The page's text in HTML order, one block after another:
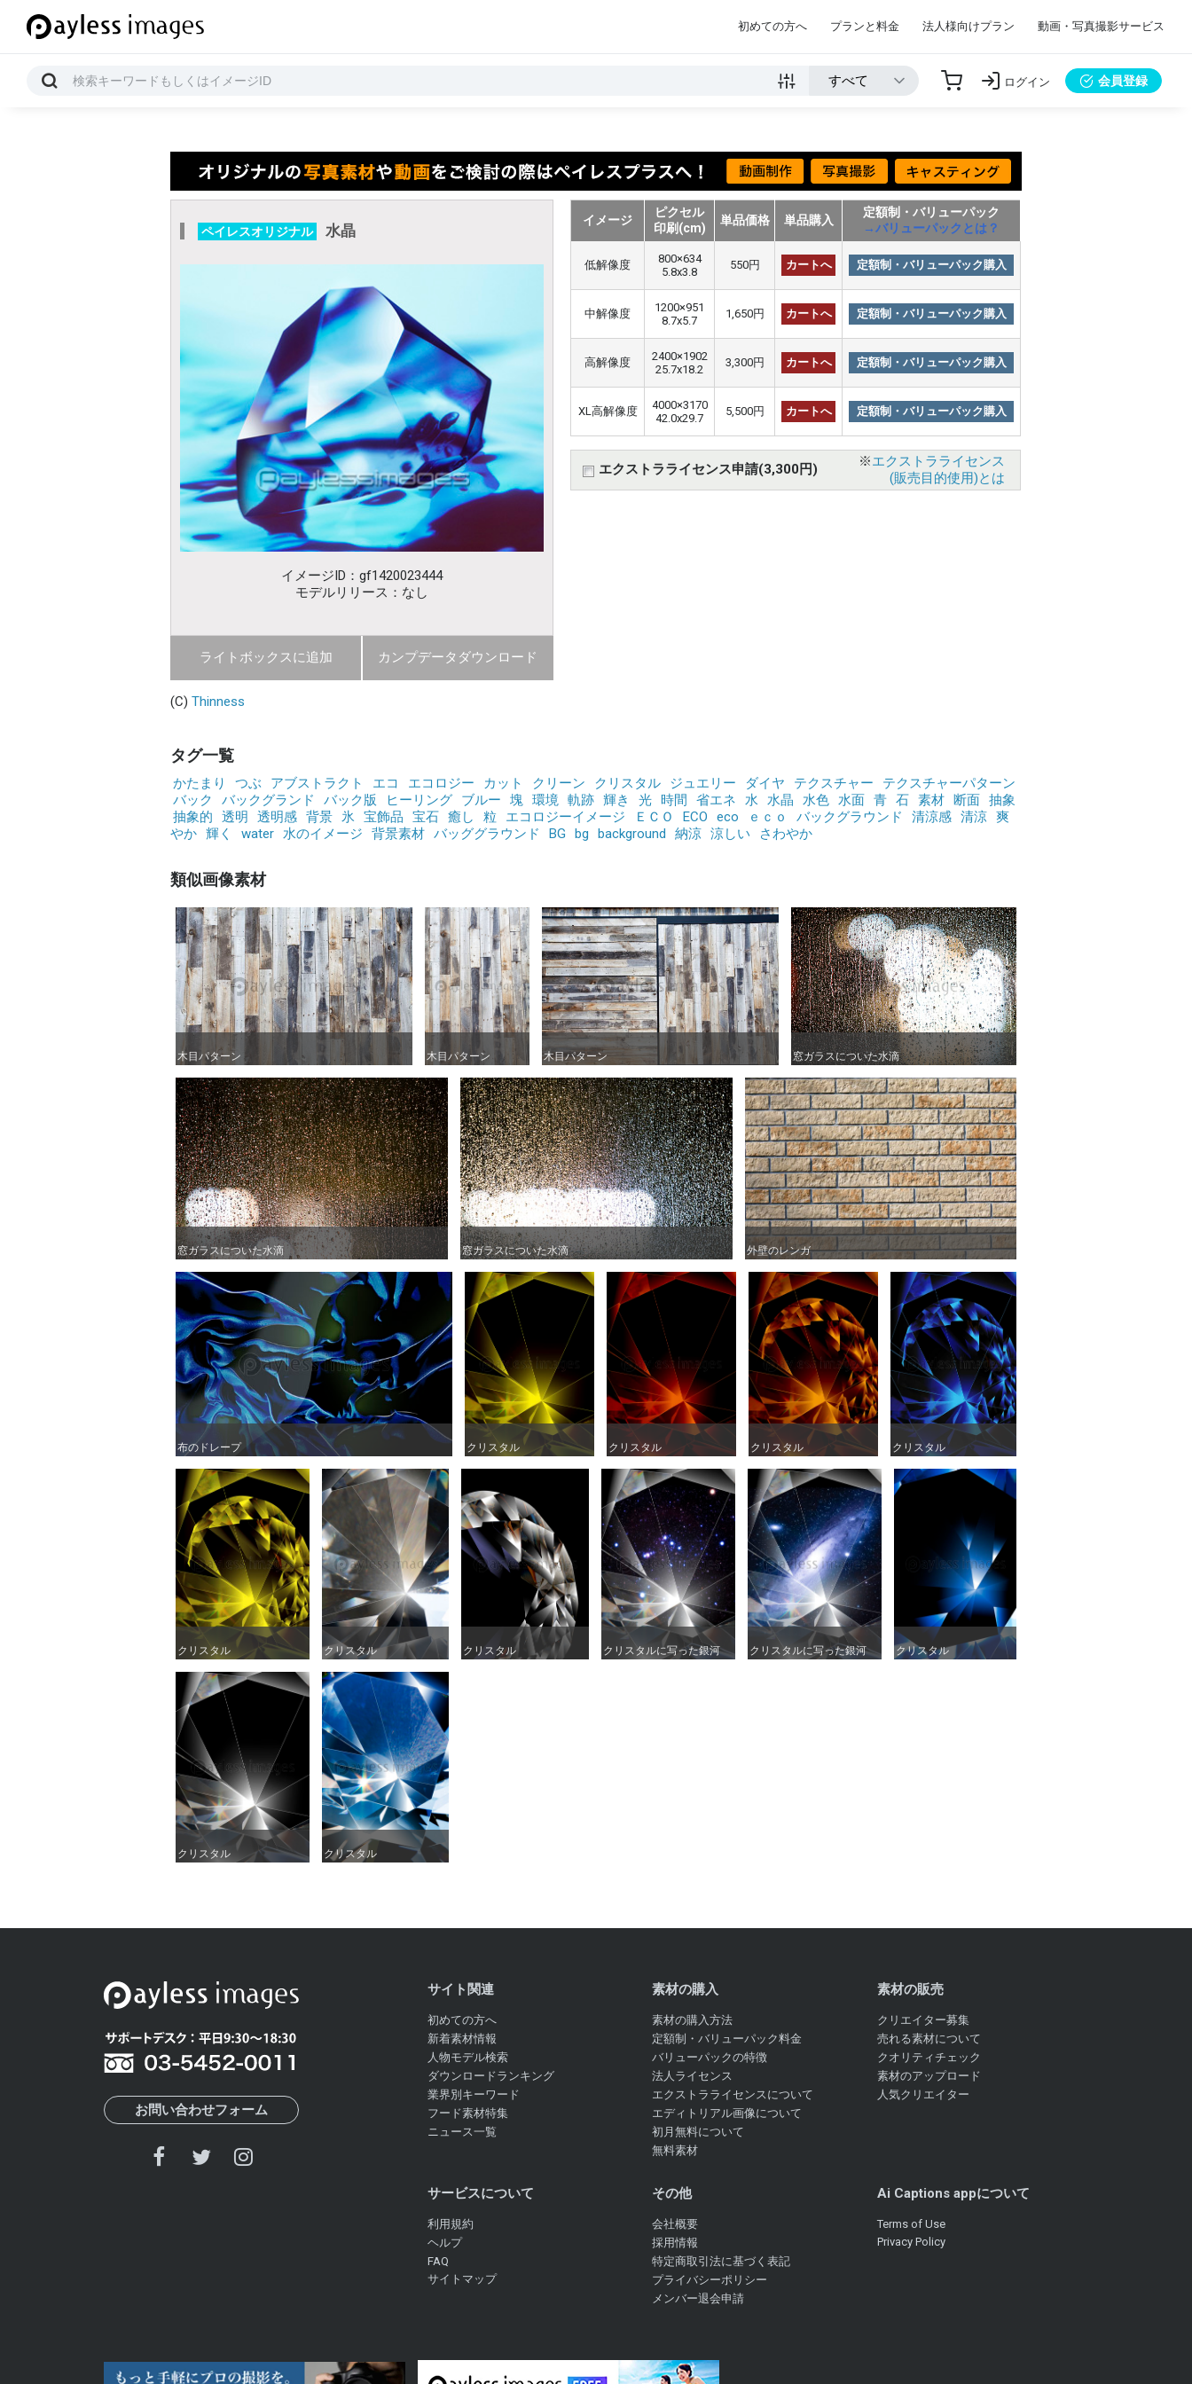
初めての方へ プランと料金 法人様向けプラン 動画・写真撮影サービス
ログイン 会員登録
ペイレスオリジナル 水晶
イメージID：gf1420023444
モデルリリース：なし
ライトボックスに追加 カンプデータダウンロード
イメージ
ピクセル
印刷(cm)
単品価格 単品購入
定額制・バリューパック
→バリューパックとは？
低解像度
800×634
5.8x3.8
550円 カートへ 定額制・バリューパック購入
中解像度
1200×951
8.7x5.7
1,650円 カートへ 定額制・バリューパック購入
高解像度
2400×1902
25.7x18.2
3,300円 カートへ 定額制・バリューパック購入
XL高解像度
4000×3170
42.0x29.7
5,500円 カートへ 定額制・バリューパック購入
エクストラライセンス申請(3,300円) ※エクストラライセンス
(販売目的使用)とは
(C) Thinness
タグ一覧
かたまり つぶ アブストラクト エコ エコロジー カット クリーン クリスタル ジュエリー ダイヤ テクスチャー
テクスチャーパターン
バック
バックグランド バック版 ヒーリング ブルー 塊 環境 軌跡 輝き 光 時間 省エネ 水 水晶 水色 水面 青 石 素材 断面 抽象
抽象的
透明 透明感 背景 氷 宝飾品 宝石 癒し 粒 エコロジーイメージ ＥＣＯ ECO eco ｅｃｏ バックグラウンド 清涼感 清涼 爽
やか 輝く water 水のイメージ 背景素材 バッググラウンド BG bg background 納涼 涼しい さわやか
類似画像素材
木目パターン
木目パターン 木目パターン
木目パターン 木目パターン
木目パターン 窓ガラスについた水滴
窓ガラスについた水滴
窓ガラスについた水滴
窓ガラスについた水滴 窓ガラスについた水滴
窓ガラスについた水滴 外壁のレンガ
外壁のレンガ
布のドレープ
布のドレープ クリスタル
クリスタル クリスタル
クリスタル クリスタル
クリスタル クリスタル
クリスタル
クリスタル
クリスタル クリスタル
クリスタル クリスタル
クリスタル クリスタルに写った銀河
クリスタルに写った銀河 クリスタルに写った銀河
クリスタルに写った銀河 クリスタル
クリスタル
クリスタル
クリスタル クリスタル
クリスタル
お問い合わせフォーム
サイト関連
初めての方へ
新着素材情報
人物モデル検索
ダウンロードランキング
業界別キーワード
フード素材特集
ニュース一覧
素材の購入
素材の購入方法
定額制・バリューパック料金
バリューパックの特徴
法人ライセンス
エクストラライセンスについて
エディトリアル画像について
初月無料について
無料素材
素材の販売
クリエイター募集
売れる素材について
クオリティチェック
素材のアップロード
人気クリエイター
サービスについて
利用規約
ヘルプ
FAQ
サイトマップ
その他
会社概要
採用情報
特定商取引法に基づく表記
プライバシーポリシー
メンバー退会申請
Ai Captions appについて
Terms of Use
Privacy Policy